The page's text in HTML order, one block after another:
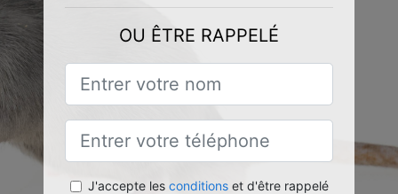
OU ÊTRE RAPPELÉ
J'accepte les conditionset d'être rappelé